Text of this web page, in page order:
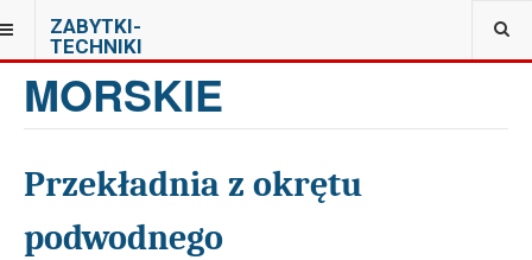
ZABYTKI-
TECHNIKI
JESTEŚ TUTAJ: MUZEUM ORŁA BIAŁEGO W SKARŻYSKU-KAMIENNEJ
MORSKIE
Przekładnia z okrętu
podwodnego